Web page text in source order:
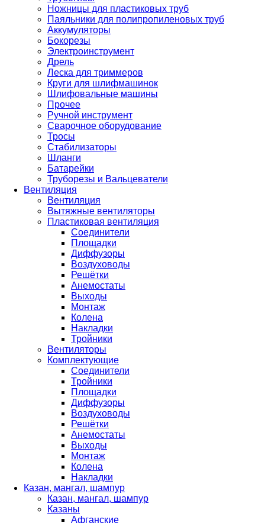
Ножницы для пластиковых труб
Паяльники для полипропиленовых труб
Аккумуляторы
Бокорезы
Электроинструмент
Дрель
Леска для триммеров
Круги для шлифмашинок
Шлифовальные машины
Прочее
Ручной инструмент
Сварочное оборудование
Тросы
Стабилизаторы
Шланги
Батарейки
Труборезы и Вальцеватели
Вентиляция
Вентиляция
Вытяжные вентиляторы
Пластиковая вентиляция
Соединители
Площадки
Диффузоры
Воздуховоды
Решётки
Анемостаты
Выходы
Монтаж
Колена
Накладки
Тройники
Вентиляторы
Комплектующие
Соединители
Тройники
Площадки
Диффузоры
Воздуховоды
Решётки
Анемостаты
Выходы
Монтаж
Колена
Накладки
Казан, мангал, шампур
Казан, мангал, шампур
Казаны
Афганские